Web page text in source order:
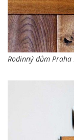
Rodinný dům Praha